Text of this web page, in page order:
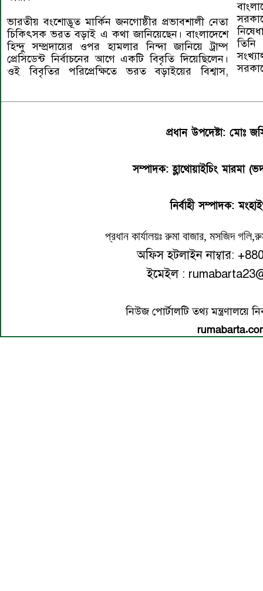
ভারতীয় বংশোদ্ভূত মার্কিন জনগোষ্ঠীর প্রভাবশালী নেতা
চিকিৎসক ভরত বড়াই এ কথা জানিয়েছেন। বাংলাদেশে
হিন্দু সম্প্রদায়ের ওপর হামলার নিন্দা জানিয়ে ট্রাম্প
প্রেসিডেন্ট নির্বাচনের আগে একটি বিবৃতি দিয়েছিলেন।
ওই বিবৃতির পরিপ্রেক্ষিতে ভরত বড়াইয়ের বিশ্বাস,
প্রধান উপদেষ্টা: মোঃ
সম্পাদক:হ্লাথোয়াইচিং মারমা
নির্বাহী সম্পাদক:
প্রধান কার্যালয়ঃ রুমা বাজার, মসজিদ
অফিস হটলাইন নাম্বার:
ইমেইল :
নিউজ পোর্টালটি তথ্য মন্ত্রণালয়ে